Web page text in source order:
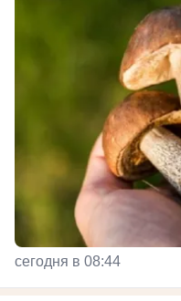
сегодня в 08:44